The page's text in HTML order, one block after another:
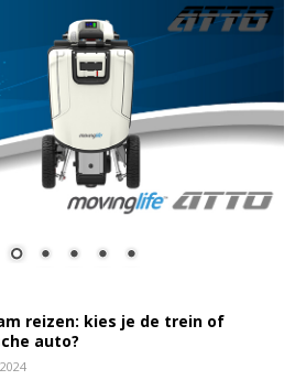
reizen: kies je de trein of
auto?